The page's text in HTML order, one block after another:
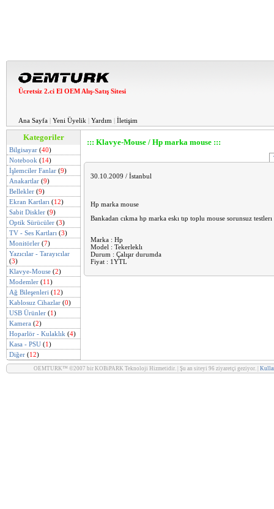
Ücretsiz 2.ci El OEM Alış-Satış Sitesi
Ana Sayfa | Yeni Üyelik | Yardım | İletişim
Kategoriler
Bilgisayar (40)
Notebook (14)
İşlemciler Fanlar (9)
Anakartlar (9)
Bellekler (9)
Ekran Kartları (12)
Sabit Diskler (9)
Optik Sürücüler (3)
TV - Ses Kartları (3)
Monitörler (7)
Yazıcılar - Tarayıcılar
(3)
Klavye-Mouse (2)
Modemler (11)
Ağ Bileşenleri (12)
Kablosuz Cihazlar (0)
USB Ürünler (1)
Kamera (2)
Hoparlör - Kulaklık (4)
Kasa - PSU (1)
Diğer (12)
::: Klavye-Mouse / Hp marka mouse :::
30.10.2009 / İstanbul
Hp marka mouse
Bankadan cıkma hp marka eskı tıp toplu mouse sorunsuz testlerı
Marka : Hp
Model : Tekerleklı
Durum : Çalışır durumda
Fiyat : 1YTL
OEMTURK™ ©2007 bir KOBiPARK Teknoloji Hizmetidir. | Şu an siteyi 96 ziyaretçi geziyor. |